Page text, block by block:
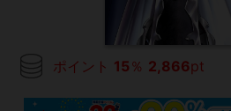
ポイント 15 ％ 2,866pt